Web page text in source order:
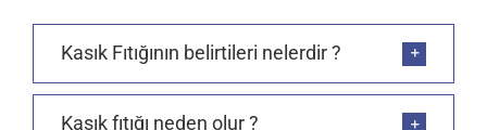
Kasık Fıtığının belirtileri nelerdir ?
Kasık fıtığı neden olur ?